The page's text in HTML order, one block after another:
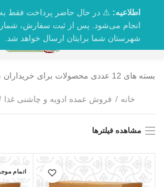
بسته های 12 عددی محصولات برای خریداران عمده محصولات
خانه فروش عمده ادویه و چاشنی غذا
مشاهده فیلترها
اتمام
اطلاعیه: ⚠️ در حال حاضر پرداخت فقط
انجام می‌شود. پس از ثبت سفارش،
شهرستان شما برایتان ارسال خواهد شد.